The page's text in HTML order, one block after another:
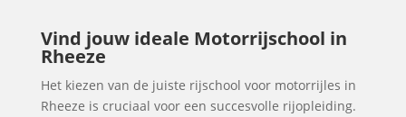
Vind jouw ideale Motorrijschool in
Rheeze
Het kiezen van de juiste rijschool voor motorrijles in
Rheeze is cruciaal voor een succesvolle rijopleiding.